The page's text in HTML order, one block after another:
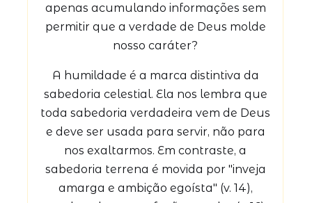
apenas acumulando informações sem
permitir que a verdade de Deus molde
nosso caráter?
A humildade é a marca distintiva da
sabedoria celestial. Ela nos lembra que
toda sabedoria verdadeira vem de Deus
e deve ser usada para servir, não para
nos exaltarmos. Em contraste, a
sabedoria terrena é movida por "inveja
amarga e ambição egoísta" (v. 14),